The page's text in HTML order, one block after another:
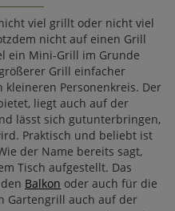
viel grillt oder nicht viel
nicht auf einen Grill
ein Mini-Grill im Grunde
Grill einfacher
Personenkreis. Der
liegt auch auf der
lässt sich gutunterbringen,
Praktisch und beliebt ist
der Name bereits sagt,
Tisch aufgestellt. Das
Balkon oder auch für die
Gartengrill auch auf der